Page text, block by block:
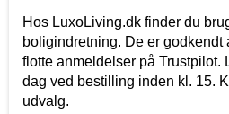
Hos LuxoLiving.dk finder du
boligindretning. De er
flotte anmeldelser på
dag ved bestilling inden kl. 15.
udvalg.